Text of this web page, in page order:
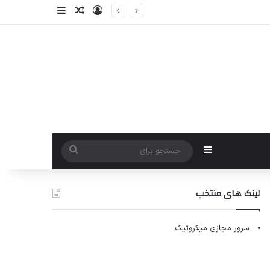
ورودنوشته تصادفی
سایدبار
سایدبار
جستجو
برای
لینک های منتخب
سرور مجازی میکروتیک